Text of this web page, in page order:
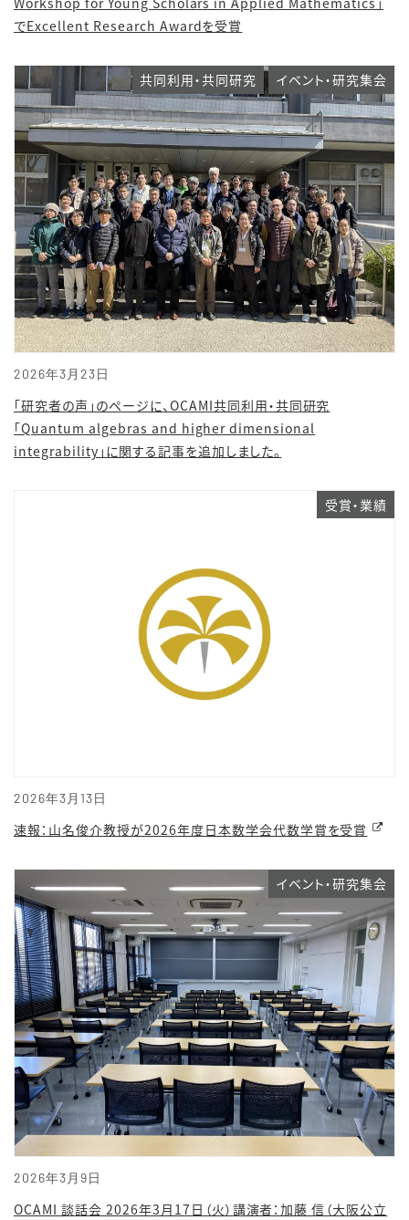
でExcellent Research Awardを受賞
2026年3月23日
共同利用・共同研究 イベント・研究集会
「研究者の声」のページに、OCAMI共同利用・共同研究
「Quantum algebras and higher dimensional
integrability」に関する記事を追加しました。
2026年3月13日
受賞・業績
速報：山名俊介教授が2026年度日本数学会代数学賞を受賞
2026年3月9日
イベント・研究集会
OCAMI 談話会 2026年3月17日（火）講演者：加藤 信（大阪公立